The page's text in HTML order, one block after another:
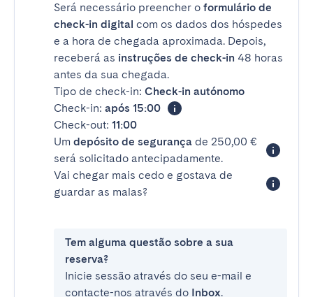
Será necessário preencher o formulário de
check-in digital com os dados dos hóspedes
e a hora de chegada aproximada. Depois,
receberá as instruções de check-in 48 horas
antes da sua chegada.
Tipo de check-in: Check-in autónomo
Check-in: após 15:00
Check-out: 11:00
Um depósito de segurança de 250,00 €
será solicitado antecipadamente.
Vai chegar mais cedo e gostava de
guardar as malas?
Tem alguma questão sobre a sua
reserva?
Inicie sessão através do seu e-mail e
contacte-nos através do Inbox.